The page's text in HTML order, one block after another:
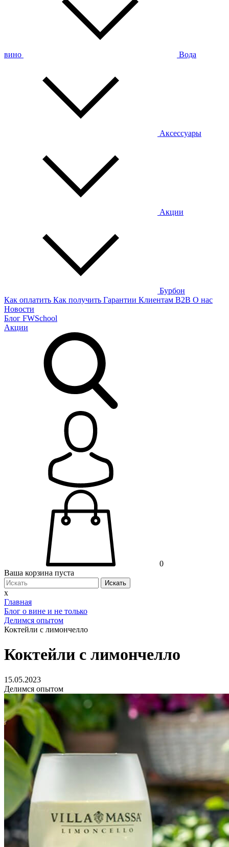
вино Вода
Аксессуары
Акции
Бурбон
Как оплатить Как получить Гарантии Клиентам B2B О нас
Новости
Блог FWSchool
Акции
0
Ваша корзина пуста
Искать
x
Главная
Блог о вине и не только
Делимся опытом
Коктейли с лимончелло
Коктейли с лимончелло
15.05.2023
Делимся опытом